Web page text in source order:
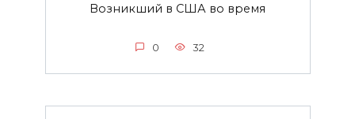
Возникший в США во время
0 32